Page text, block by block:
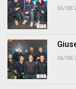
06/08/
06/08/